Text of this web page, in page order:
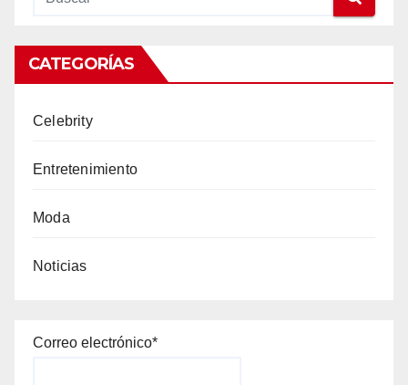
CATEGORÍAS
Celebrity
Entretenimiento
Moda
Noticias
Correo electrónico*